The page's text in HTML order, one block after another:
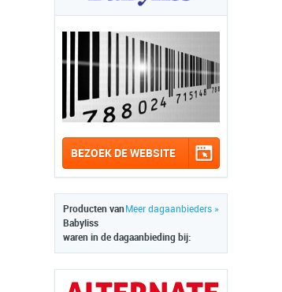
BEZOEK DE WEBSITE
Meer dagaanbieders »
Producten van
Babyliss
waren in de dagaanbieding bij: